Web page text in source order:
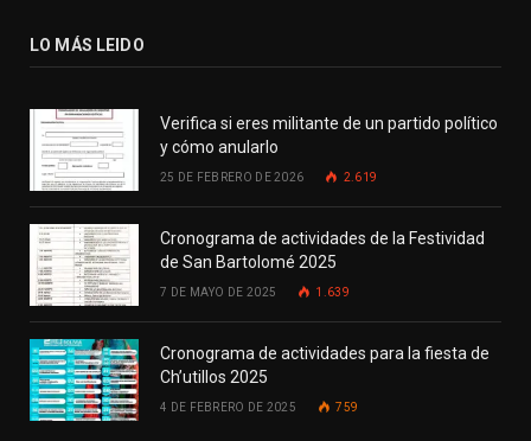
LO MÁS LEIDO
Verifica si eres militante de un partido político
y cómo anularlo
25 DE FEBRERO DE 2026 2.619
Cronograma de actividades de la Festividad
de San Bartolomé 2025
7 DE MAYO DE 2025 1.639
Cronograma de actividades para la fiesta de
Ch’utillos 2025
4 DE FEBRERO DE 2025 759